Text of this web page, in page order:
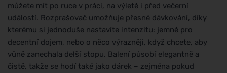
můžete mít po ruce v práci, na výletě i před večerní
událostí. Rozprašovač umožňuje přesné dávkování, díky
kterému si jednoduše nastavíte intenzitu: jemně pro
decentní dojem, nebo o něco výrazněji, když chcete, aby
vůně zanechala delší stopu. Balení působí elegantně a
čistě, takže se hodí také jako dárek – zejména pokud